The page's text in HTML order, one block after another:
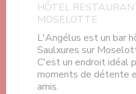
HÔTEL
MOSELOTTE
L'Angélus est un bar
Saulxures sur
C'est un endroit idéal
moments de détente
amis.